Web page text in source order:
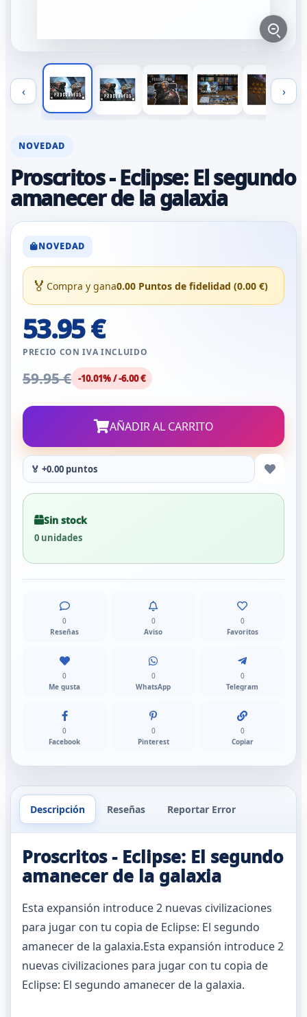
‹ ›
NOVEDAD
Proscritos - Eclipse: El segundo
amanecer de la galaxia
NOVEDAD
🏅 Compra y gana0.00 Puntos de fidelidad (0.00 €)
53.95 €
PRECIO CON IVA INCLUIDO
59.95 € -10.01% / -6.00 €
AÑADIR AL CARRITO
🏅 +0.00 puntos
Sin stock
0 unidades
0
Reseñas
0
Aviso
0
Favoritos
0
Me gusta
0
WhatsApp
0
Telegram
0
Facebook
0
Pinterest
0
Copiar
Descripción Reseñas Reportar Error
Proscritos - Eclipse: El segundo
amanecer de la galaxia
Esta expansión introduce 2 nuevas civilizaciones
para jugar con tu copia de Eclipse: El segundo
amanecer de la galaxia.Esta expansión introduce 2
nuevas civilizaciones para jugar con tu copia de
Eclipse: El segundo amanecer de la galaxia.